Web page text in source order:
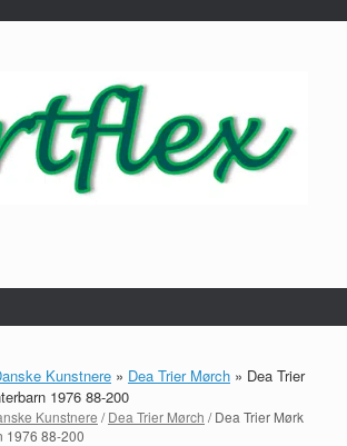
Kunstnere » Dea Trier Mørch » Dea Trier
1976 88-200
Kunstnere /Dea Trier Mørch / Dea Trier Mørk
1976 88-200